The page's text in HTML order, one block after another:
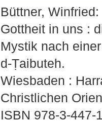
Büttner, Winfried:
Gottheit in uns :
Mystik nach
d-Ṭaibuteh.
Wiesbaden :
Christlichen
ISBN 978-3-447-